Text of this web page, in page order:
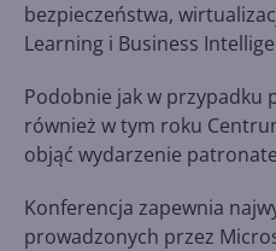
bezpieczeństwa,
Learning i Business
Podobnie jak w przypadku
również w tym roku
objąć wydarzenie
Konferencja zapewnia
prowadzonych przez